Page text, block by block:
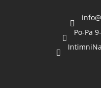
info@
Po-Pa